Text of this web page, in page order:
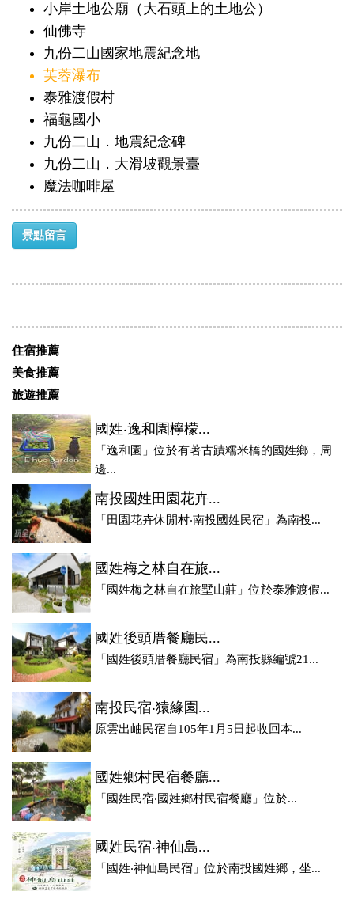
小岸土地公廟（大石頭上的土地公）
仙佛寺
九份二山國家地震紀念地
芙蓉瀑布
泰雅渡假村
福龜國小
九份二山．地震紀念碑
九份二山．大滑坡觀景臺
魔法咖啡屋
景點留言
住宿推薦
美食推薦
旅遊推薦
國姓‧逸和園檸檬...
「逸和園」位於有著古蹟糯米橋的國姓鄉，周
邊...
南投國姓田園花卉...
「田園花卉休閒村‧南投國姓民宿」為南投...
國姓梅之林自在旅...
「國姓梅之林自在旅墅山莊」位於泰雅渡假...
國姓後頭厝餐廳民...
「國姓後頭厝餐廳民宿」為南投縣編號21...
南投民宿‧猿緣園...
原雲出岫民宿自105年1月5日起收回本...
國姓鄉村民宿餐廳...
「國姓民宿‧國姓鄉村民宿餐廳」位於...
國姓民宿‧神仙島...
「國姓‧神仙島民宿」位於南投國姓鄉，坐...